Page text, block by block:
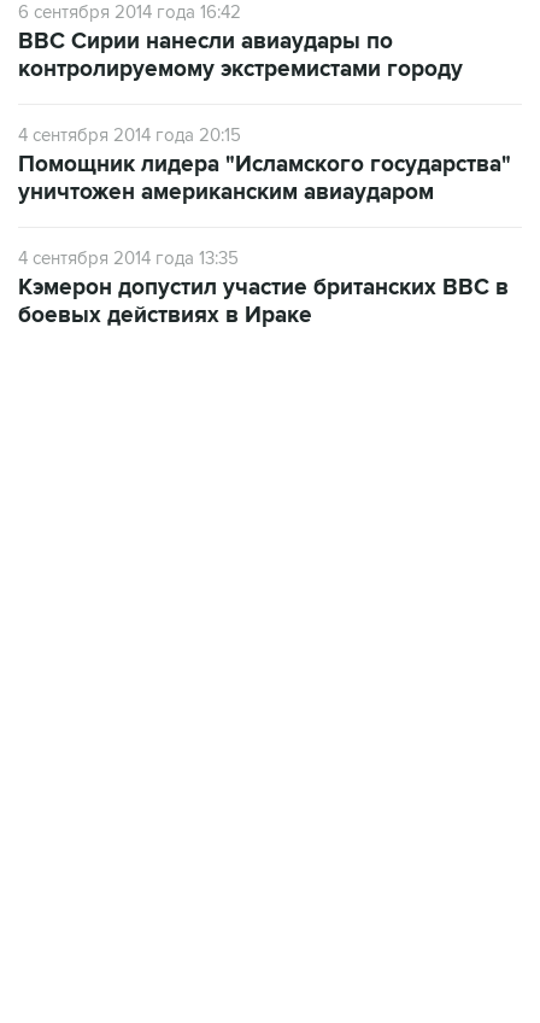
6 сентября 2014 года 16:42
ВВС Сирии нанесли авиаудары по
контролируемому экстремистами городу
4 сентября 2014 года 20:15
Помощник лидера "Исламского государства"
уничтожен американским авиаударом
4 сентября 2014 года 13:35
Кэмерон допустил участие британских ВВС в
боевых действиях в Ираке